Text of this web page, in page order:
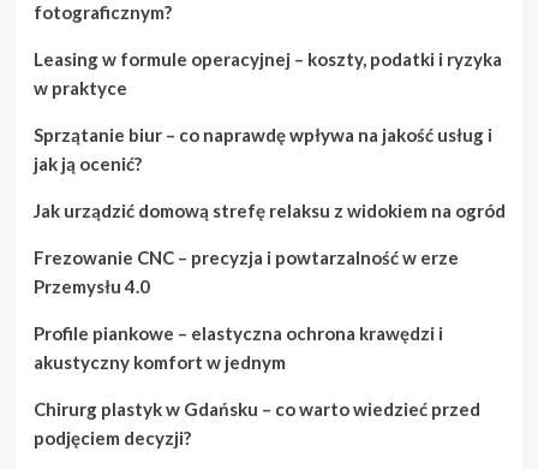
fotograficznym?
Leasing w formule operacyjnej – koszty, podatki i ryzyka
w praktyce
Sprzątanie biur – co naprawdę wpływa na jakość usług i
jak ją ocenić?
Jak urządzić domową strefę relaksu z widokiem na ogród
Frezowanie CNC – precyzja i powtarzalność w erze
Przemysłu 4.0
Profile piankowe – elastyczna ochrona krawędzi i
akustyczny komfort w jednym
Chirurg plastyk w Gdańsku – co warto wiedzieć przed
podjęciem decyzji?